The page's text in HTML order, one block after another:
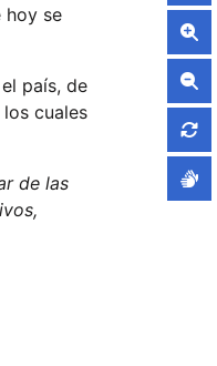
hoy se
país, de
cuales
de las